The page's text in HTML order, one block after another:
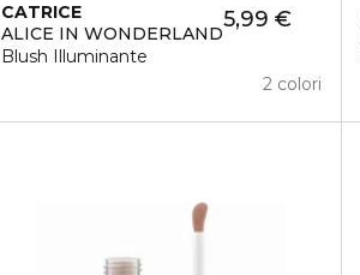
CATRICE
ALICE IN WONDERLAND
Blush Illuminante
5,99 €
2 colori